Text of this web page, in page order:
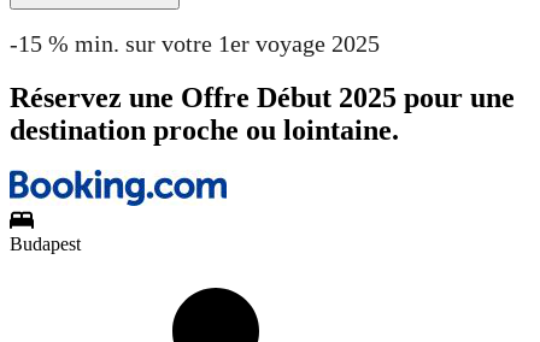
-15 % min. sur votre 1er voyage 2025
Réservez une Offre Début 2025 pour une
destination proche ou lointaine.
Budapest